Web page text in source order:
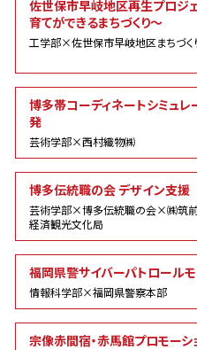
佐世保市早岐地区再生プロジ
育てができるまちづくり～
工学部×佐世保市早岐地区まちづく
博多帯コーディネートシミュレ
発
芸術学部×西村織物㈱
博多伝統職の会 デザイン支援
芸術学部×博多伝統職の会×㈱筑
経済観光文化局
福岡県警サイバーパトロール
情報科学部×福岡県警察本部
宗像赤間宿・赤馬館プロモーシ